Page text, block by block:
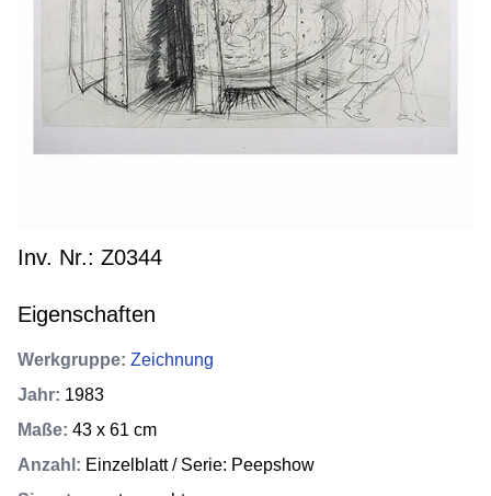
Inv. Nr.: Z0344
Eigenschaften
Werkgruppe: Zeichnung
Jahr: 1983
Maße: 43 x 61 cm
Anzahl : Einzelblatt / Serie: Peepshow